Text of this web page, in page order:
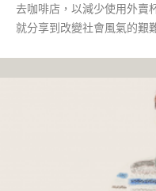
去咖啡店，以減少使用外賣
就分享到改變社會風氣的艱